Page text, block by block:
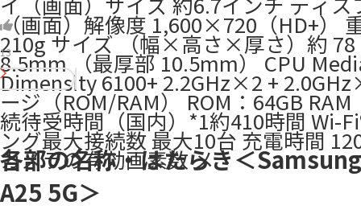
（画面）解像度 1,600×720（HD+）
210g サイズ （幅×高さ×厚さ）約
8.5mm （最厚部 10.5mm） CPU
Dimensity 6100+ 2.2GHz×2 +
ージ（ROM/RAM） ROM：64GB RAM
続待受時間（国内）*1約410時間 Wi-
ング最大接続数 最大10台 充電時間
カメラの有効画素数 メ
13
各部の名称・はたらき＜
A25 5G＞